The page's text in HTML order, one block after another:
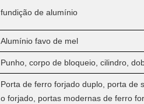
fundição de alumínio
Alumínio favo de mel
Punho, corpo de bloqueio, cilindro,
Porta de ferro forjado duplo, porta de
o forjado, portas modernas de ferro